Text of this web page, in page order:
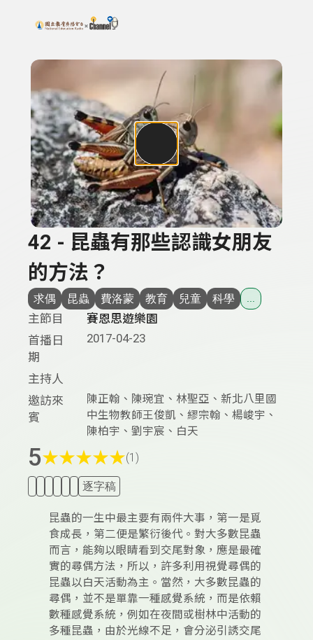
上方功能區塊
搜尋關鍵字：可輸入節目名稱、主持人或關鍵字
42 - 昆蟲有那些認識女朋友
的方法？
求偶 昆蟲 費洛蒙 教育 兒童 科學 ...
主節目
賽恩思遊樂園
首播日
期
2017-04-23
主持人
邀訪來
賓
陳正翰、陳琬宜、林聖亞、新北八里國
中生物教師王俊凱、繆宗翰、楊峻宇、
陳柏宇、劉宇宸、白天
5★★★★★(1)
逐字稿
昆蟲的一生中最主要有兩件大事，第一是覓
食成長，第二便是繁衍後代。對大多數昆蟲
而言，能夠以眼睛看到交尾對象，應是最確
實的尋偶方法，所以，許多利用視覺尋偶的
昆蟲以白天活動為主。當然，大多數昆蟲的
尋偶，並不是單靠一種感覺系統，而是依賴
數種感覺系統，例如在夜間或樹林中活動的
多種昆蟲，由於光線不足，會分泌引誘交尾